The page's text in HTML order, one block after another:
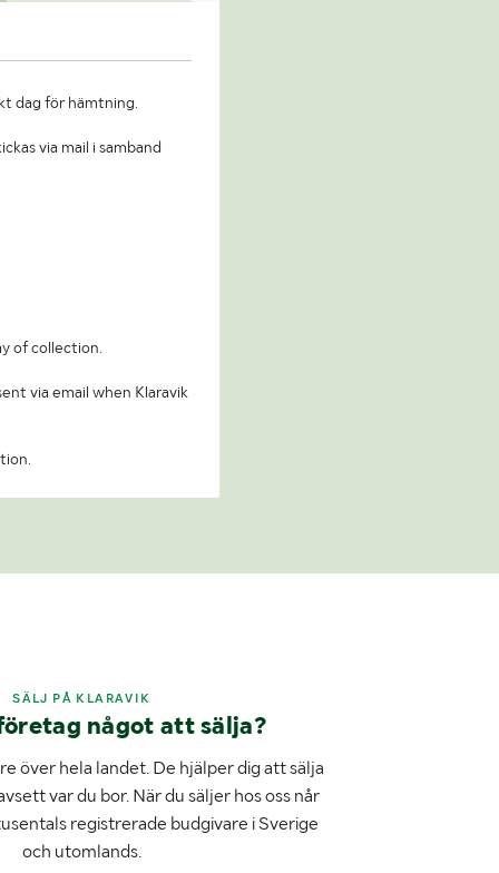
dag för hämtning.
via mail i samband
of collection.
via email when Klaravik
SÄLJ PÅ KLARAVIK
något att sälja?
över hela landet. De hjälper dig att sälja
var du bor. När du säljer hos oss når
registrerade budgivare i Sverige
och utomlands.